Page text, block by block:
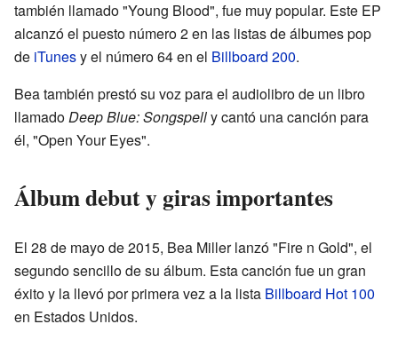
también llamado "Young Blood", fue muy popular. Este EP
alcanzó el puesto número 2 en las listas de álbumes pop
de iTunesy el número 64 en el Billboard 200.
Bea también prestó su voz para el audiolibro de un libro
llamadoDeep Blue: Songspelly cantó una canción para
él, "Open Your Eyes".
Álbum debut y giras importantes
El 28 de mayo de 2015, Bea Miller lanzó "Fire n Gold", el
segundo sencillo de su álbum. Esta canción fue un gran
éxito y la llevó por primera vez a la lista Billboard Hot 100
en Estados Unidos.